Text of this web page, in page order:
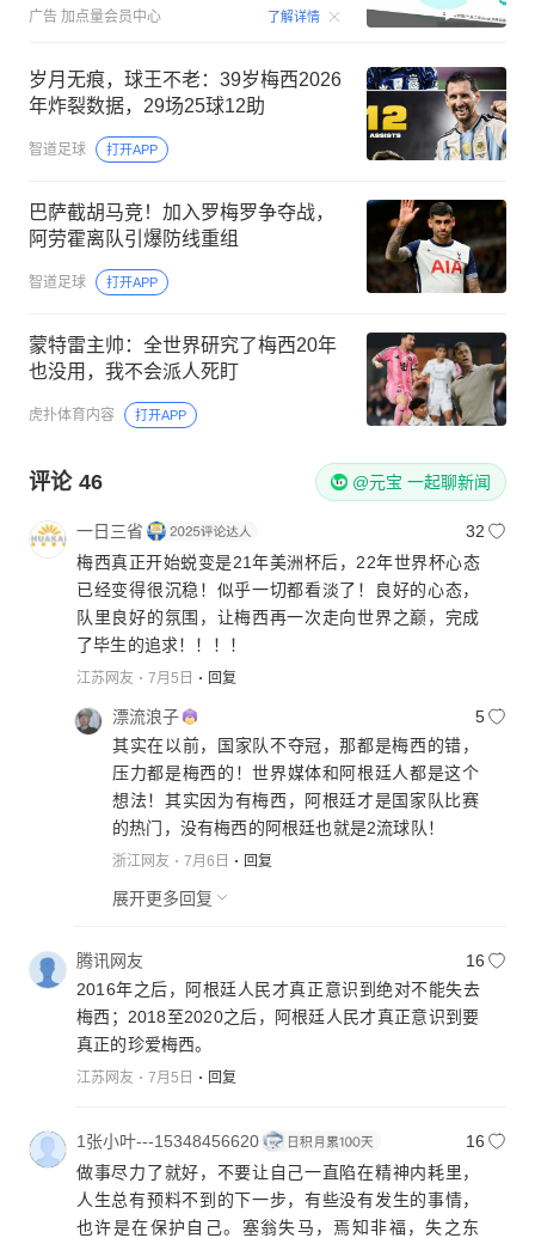
广告 加点量会员中心 了解详情 00:15
岁月无痕，球王不老：39岁梅西2026
年炸裂数据，29场25球12助
智道足球 打开APP
巴萨截胡马竞！加入罗梅罗争夺战，
阿劳霍离队引爆防线重组
智道足球 打开APP
蒙特雷主帅：全世界研究了梅西20年
也没用，我不会派人死盯
虎扑体育内容 打开APP
评论 46 @元宝 一起聊新闻
一日三省
32
梅西真正开始蜕变是21年美洲杯后，22年世界杯心态
已经变得很沉稳！似乎一切都看淡了！良好的心态，
队里良好的氛围，让梅西再一次走向世界之巅，完成
了毕生的追求！！！！
江苏网友 7月5日 回复
漂流浪子
5
其实在以前，国家队不夺冠，那都是梅西的错，
压力都是梅西的！世界媒体和阿根廷人都是这个
想法！其实因为有梅西，阿根廷才是国家队比赛
的热门，没有梅西的阿根廷也就是2流球队！
浙江网友 7月6日 回复
展开更多回复
腾讯网友
16
2016年之后，阿根廷人民才真正意识到绝对不能失去
梅西；2018至2020之后，阿根廷人民才真正意识到要
真正的珍爱梅西。
江苏网友 7月5日 回复
1张小叶---15348456620
16
做事尽力了就好，不要让自己一直陷在精神内耗里，
人生总有预料不到的下一步，有些没有发生的事情，
也许是在保护自己。塞翁失马，焉知非福，失之东